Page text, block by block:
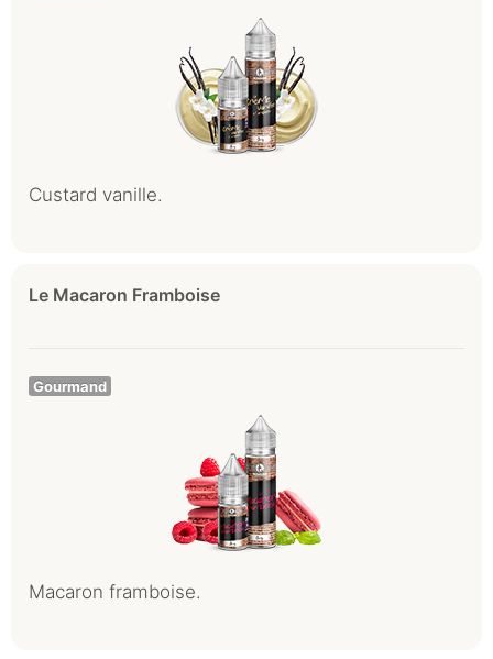
Custard vanille.
Le Macaron Framboise
Gourmand
Macaron framboise.